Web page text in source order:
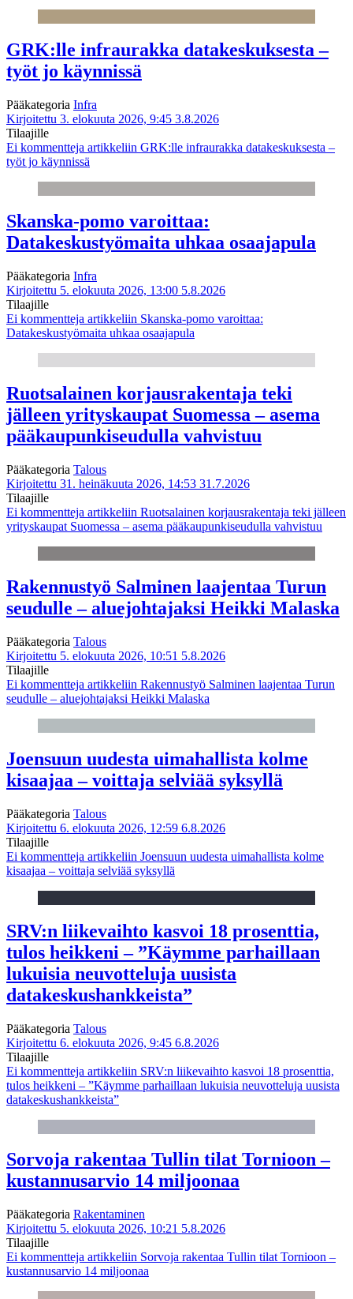
GRK:lle infraurakka datakeskuksesta –
työt jo käynnissä
Pääkategoria Infra
Kirjoitettu 3. elokuuta 2026, 9:45 3.8.2026
Tilaajille
Ei kommentteja artikkeliin GRK:lle infraurakka datakeskuksesta –
työt jo käynnissä
Skanska-pomo varoittaa:
Datakeskustyömaita uhkaa osaajapula
Pääkategoria Infra
Kirjoitettu 5. elokuuta 2026, 13:00 5.8.2026
Tilaajille
Ei kommentteja artikkeliin Skanska-pomo varoittaa:
Datakeskustyömaita uhkaa osaajapula
Ruotsalainen korjausrakentaja teki
jälleen yrityskaupat Suomessa – asema
pääkaupunkiseudulla vahvistuu
Pääkategoria Talous
Kirjoitettu 31. heinäkuuta 2026, 14:53 31.7.2026
Tilaajille
Ei kommentteja artikkeliin Ruotsalainen korjausrakentaja teki jälleen
yrityskaupat Suomessa – asema pääkaupunkiseudulla vahvistuu
Rakennustyö Salminen laajentaa Turun
seudulle – aluejohtajaksi Heikki Malaska
Pääkategoria Talous
Kirjoitettu 5. elokuuta 2026, 10:51 5.8.2026
Tilaajille
Ei kommentteja artikkeliin Rakennustyö Salminen laajentaa Turun
seudulle – aluejohtajaksi Heikki Malaska
Joensuun uudesta uimahallista kolme
kisaajaa – voittaja selviää syksyllä
Pääkategoria Talous
Kirjoitettu 6. elokuuta 2026, 12:59 6.8.2026
Tilaajille
Ei kommentteja artikkeliin Joensuun uudesta uimahallista kolme
kisaajaa – voittaja selviää syksyllä
SRV:n liikevaihto kasvoi 18 prosenttia,
tulos heikkeni – ”Käymme parhaillaan
lukuisia neuvotteluja uusista
datakeskushankkeista”
Pääkategoria Talous
Kirjoitettu 6. elokuuta 2026, 9:45 6.8.2026
Tilaajille
Ei kommentteja artikkeliin SRV:n liikevaihto kasvoi 18 prosenttia,
tulos heikkeni – ”Käymme parhaillaan lukuisia neuvotteluja uusista
datakeskushankkeista”
Sorvoja rakentaa Tullin tilat Tornioon –
kustannusarvio 14 miljoonaa
Pääkategoria Rakentaminen
Kirjoitettu 5. elokuuta 2026, 10:21 5.8.2026
Tilaajille
Ei kommentteja artikkeliin Sorvoja rakentaa Tullin tilat Tornioon –
kustannusarvio 14 miljoonaa